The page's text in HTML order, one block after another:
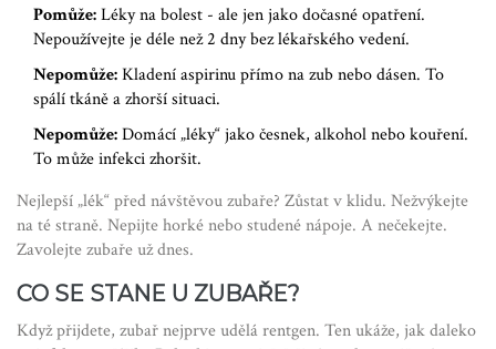
Pomůže:Léky na bolest - ale jen jako dočasné opatření.
Nepoužívejte je déle než 2 dny bez lékařského vedení.
Nepomůže:Kladení aspirinu přímo na zub nebo dásen. To
spálí tkáně a zhorší situaci.
Nepomůže:Domácí „léky“ jako česnek, alkohol nebo kouření.
To může infekci zhoršit.
Nejlepší „lék“ před návštěvou zubaře? Zůstat v klidu. Nežvýkejte
na té straně. Nepijte horké nebo studené nápoje. A nečekejte.
Zavolejte zubaře už dnes.
CO SE STANE U ZUBAŘE?
Když přijdete, zubař nejprve udělá rentgen. Ten ukáže, jak daleko